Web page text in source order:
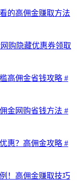
的高佣金赚取方法
购隐藏优惠券领取
高佣金省钱攻略 #
金网购省钱方法 #
惠？高佣金攻略 #
！高佣金赚取技巧